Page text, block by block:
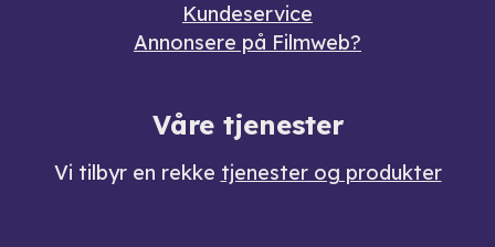
Kundeservice
Annonsere på Filmweb?
Våre tjenester
Vi tilbyr en rekke tjenester og produkter